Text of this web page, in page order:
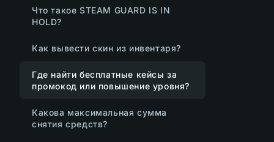
Что такое STEAM GUARD IS IN
HOLD?
Как вывести скин из инвентаря?
Где найти бесплатные кейсы за
промокод или повышение уровня?
Какова максимальная сумма
снятия средств?